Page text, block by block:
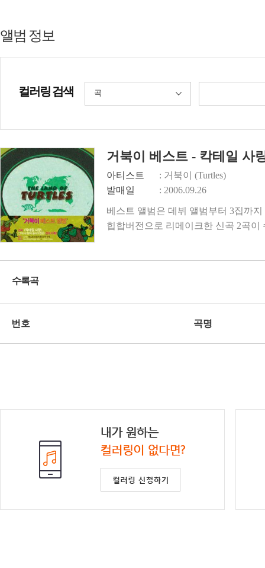
앨범 정보
컬러링 검색 곡
거북이 베스트 - 칵테일 사
아티스트
: 거북이 (Turtles)
발매일
: 2006.09.26
베스트 앨범은 데뷔 앨범부터 3집까
힙합버전으로 리메이크한 신곡 2곡이
수록곡
번호 곡명